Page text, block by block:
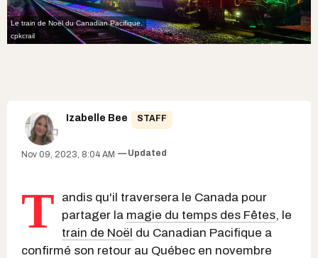
Le train de Noël du Canadian Pacifique.
cpkcrail
Izabelle Bee STAFF
Nov 09, 2023, 8:04 AM Updated
T
andis qu'il traversera le Canada pour
partager la magie du temps des Fêtes, le
train de Noël du Canadian Pacifique a
confirmé son retour au Québec en novembre